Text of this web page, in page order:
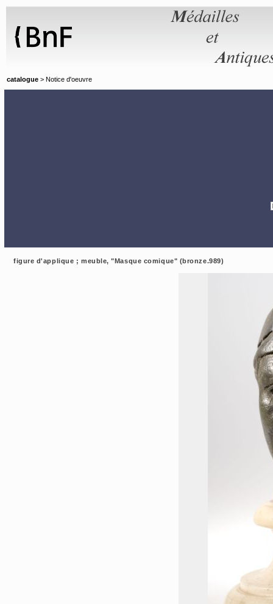
catalogue > Notice d'oeuvre
figure d'applique ; meuble, "Masque comique" (bronze.989)